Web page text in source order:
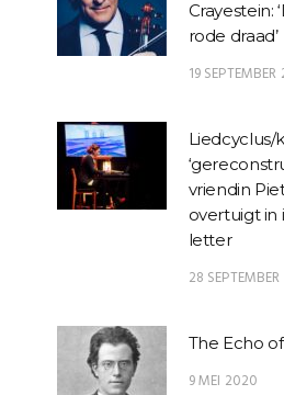
Crayestein:
rode draad’
19
vriendin
overtuigt in
letter
28
The Echo
9 MEI 2020